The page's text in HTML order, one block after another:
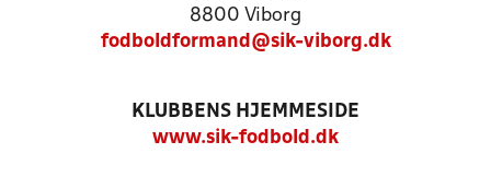
8800 Viborg
fodboldformand@sik-viborg.dk
KLUBBENS HJEMMESIDE
www.sik-fodbold.dk